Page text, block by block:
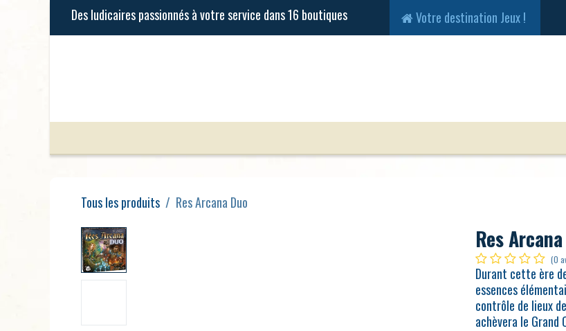
Se rendre au contenu
Votre destination Jeux !
Tous les produits Res Arcana Duo
Res
(0
Durant cette ère
essences
contrôle de lieux
achèvera le